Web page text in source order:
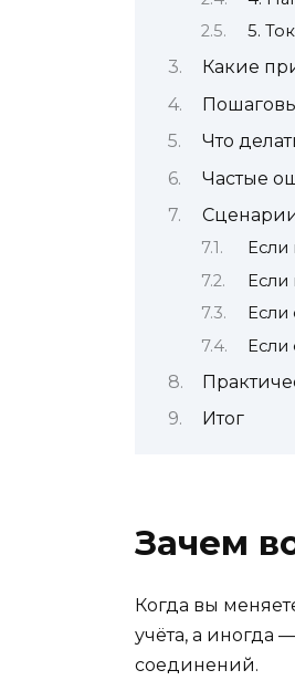
5.
Какие
Что
Частые
Если
Если
Итог
Зачем
Когда вы
учёта, а иногда
соединений.